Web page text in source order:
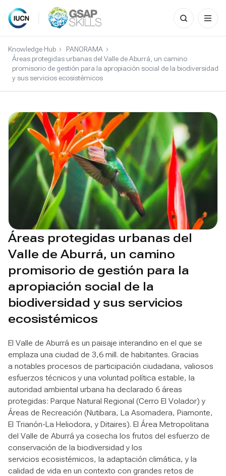
Skip
content
Search
for:
Knowledge Hub
PANORAMA
Áreas protegidas urbanas del Valle de Aburrá, un camino
promisorio de gestión para la apropiación social de la biodiversidad
y sus servicios ecosistémicos
Áreas protegidas urbanas del
Valle de Aburrá, un camino
promisorio de gestión para la
apropiación social de la
biodiversidad y sus servicios
ecosistémicos
El Valle de Aburrá es un paisaje interandino en el que se
emplaza una ciudad de 3,6 mill. de habitantes. Gracias
a notables procesos de participación ciudadana, valiosos
esfuerzos técnicos y una voluntad política estable, la
autoridad ambiental urbana ha declarado 6 áreas
protegidas: Parque Natural Regional (Cerro El Volador) y
Áreas de Recreación (Nutibara, La Asomadera, Piamonte,
El Trianón-La Heliodora, y Ditaires). El Área Metropolitana
del Valle de Aburrá ya cosecha los frutos del esfuerzo de
conservación de la biodiversidad y los
servicios ecosistémicos, la adaptación climática, y la
calidad de vida en un contexto con grandes retos de